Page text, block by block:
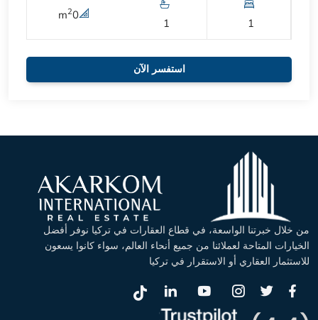
1
1
0
m2
استفسر الآن
من خلال خبرتنا الواسعة، في قطاع العقارات في تركيا نوفر أفضل
الخيارات المتاحة لعملائنا من جميع أنحاء العالم، سواء كانوا يسعون
للاستثمار العقاري أو الاستقرار في تركيا